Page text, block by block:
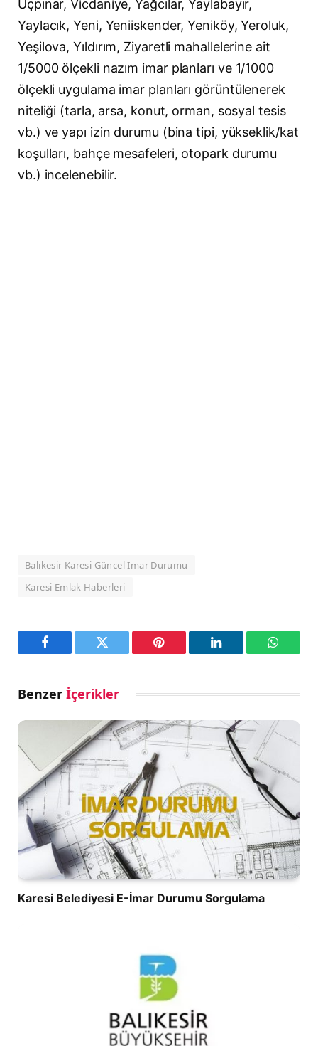
Üçpınar, Vicdaniye, Yağcılar, Yaylabayır,
Yaylacık, Yeni, Yeniiskender, Yeniköy, Yeroluk,
Yeşilova, Yıldırım, Ziyaretli mahallelerine ait
1/5000 ölçekli nazım imar planları ve 1/1000
ölçekli uygulama imar planları görüntülenerek
niteliği (tarla, arsa, konut, orman, sosyal tesis
vb.) ve yapı izin durumu (bina tipi, yükseklik/kat
koşulları, bahçe mesafeleri, otopark durumu
vb.) incelenebilir.
Balıkesir Karesi Güncel İmar Durumu
Karesi Emlak Haberleri
Facebook Twitter Pinterest LinkedIn
Benzer İçerikler
Karesi Belediyesi E-İmar Durumu Sorgulama